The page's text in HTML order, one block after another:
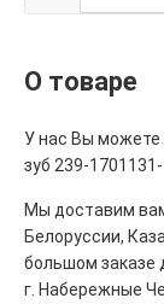
О товаре
У нас Вы
зуб 239-
Мы доставим
Белоруссии,
большом заказе
г. Набережные